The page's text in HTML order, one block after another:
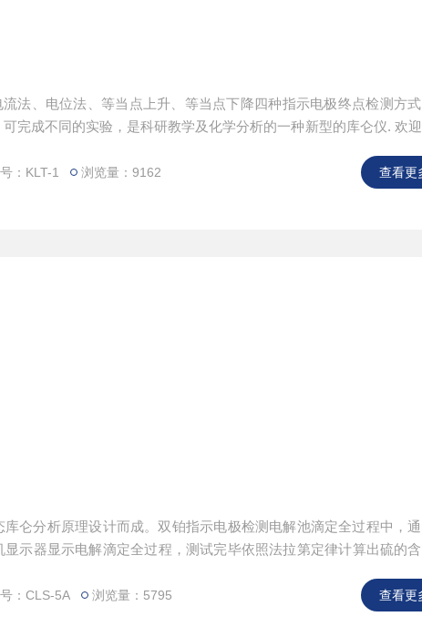
法、电位法、等当点上升、等当点下降四种指示电极终点检测方
完成不同的实验，是科研教学及化学分析的一种新型的库仑仪. 欢
：KLT-1 浏览量：9162 查看
仑分析原理设计而成。双铂指示电极检测电解池滴定全过程中，
示器显示电解滴定全过程，测试完毕依照法拉第定律计算出硫的
油以及石油化工产品等领域，可进行对各种样品中的全硫含量的测
：CLS-5A 浏览量：5795 查看